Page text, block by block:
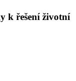
k řešení životní